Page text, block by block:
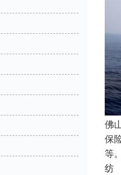
佛
保
等
纺